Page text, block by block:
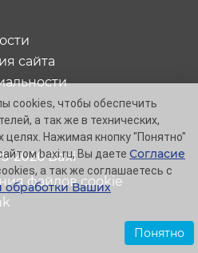
2026 Baxi
сайта
файлов cookie
cookies, чтобы обеспечить
а так же в технических,
целях. Нажимая кнопку "Понятно"
baxi.ru, Вы даете Согласие
а так же соглашаетесь с
Ваших
Понятно